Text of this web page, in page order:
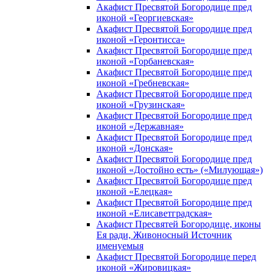
Акафист Пресвятой Богородице пред
иконой «Георгиевская»
Акафист Пресвятой Богородице пред
иконой «Геронтисса»
Акафист Пресвятой Богородице пред
иконой «Горбаневская»
Акафист Пресвятой Богородице пред
иконой «Гребневская»
Акафист Пресвятой Богородице пред
иконой «Грузинская»
Акафист Пресвятой Богородице пред
иконой «Державная»
Акафист Пресвятой Богородице пред
иконой «Донская»
Акафист Пресвятой Богородице пред
иконой «Достойно есть» («Милующая»)
Акафист Пресвятой Богородице пред
иконой «Елецкая»
Акафист Пресвятой Богородице пред
иконой «Елисаветградская»
Акафист Пресвятей Богородице, иконы
Ея ради, Живоносный Источник
именуемыя
Акафист Пресвятой Богородице перед
иконой «Жировицкая»